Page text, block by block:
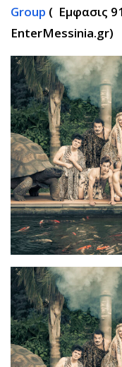
Group ( Εμφασις
EnterMessinia.gr)